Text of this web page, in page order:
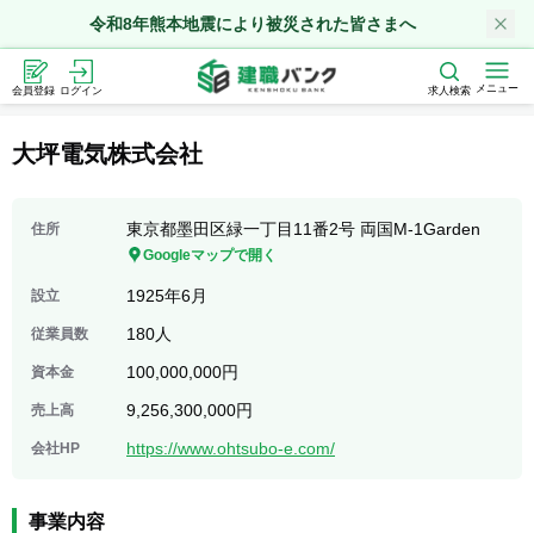
令和8年熊本地震により被災された皆さまへ
会員登録 ログイン 求人検索 メニュー
大坪電気株式会社
住所 東京都墨田区緑一丁目11番2号 両国M-1Garden
Googleマップで開く
設立 1925年6月
従業員数 180人
資本金 100,000,000円
売上高 9,256,300,000円
会社HP https://www.ohtsubo-e.com/
事業内容